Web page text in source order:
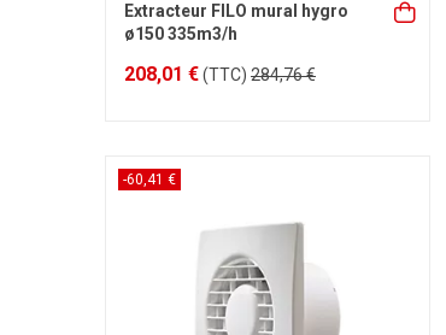
Extracteur FILO mural hygro
ø150 335m3/h
208,01 €(TTC) 284,76 €
-60,41 €